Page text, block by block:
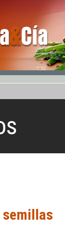
semillas